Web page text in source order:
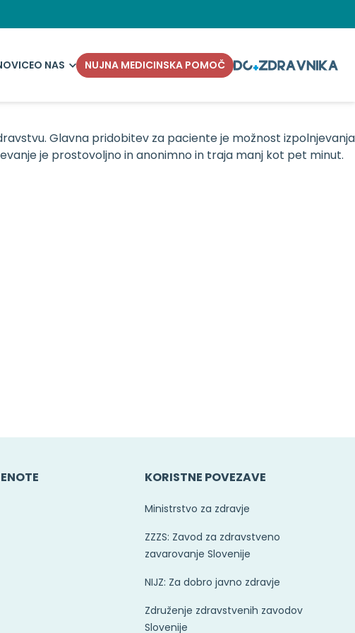
O NAS NUJNA MEDICINSKA POMOČ
Glavna pridobitev za paciente je možnost izpolnjevanja
je prostovoljno in anonimno in traja manj kot pet minut.
KORISTNE POVEZAVE
Ministrstvo za zdravje
ZZZS: Zavod za zdravstveno
zavarovanje Slovenije
NIJZ: Za dobro javno zdravje
Združenje zdravstvenih zavodov
Slovenije